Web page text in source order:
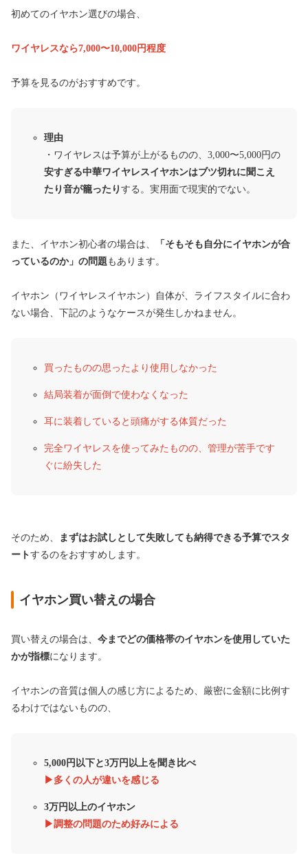
初めてのイヤホン選びの場合、
ワイヤレスなら7,000〜10,000円程度
予算を見るのがおすすめです。
理由
・ワイヤレスは予算が上がるものの、3,000〜5,000円の
安すぎる中華ワイヤレスイヤホンはブツ切れに聞こえ
たり音が籠ったり する。実用面で現実的でない。
また、イヤホン初心者の場合は、
「そもそも自分にイヤホンが合
っているのか」の問題 もあります。
イヤホン（ワイヤレスイヤホン）自体が、ライフスタイルに合わ
ない場合、下記のようなケースが発生しかねません。
買ったものの思ったより使用しなかった
結局装着が面倒で使わなくなった
耳に装着していると頭痛がする体質だった
完全ワイヤレスを使ってみたものの、管理が苦手です
ぐに紛失した
そのため、
まずはお試しとして失敗しても納得できる予算でスタ
ートするのをおすすめします。
イヤホン買い替えの場合
買い替えの場合は、 今までどの価格帯のイヤホンを使用していた
かが指標になります。
イヤホンの音質は個人の感じ方によるため、厳密に金額に比例す
るわけではないものの、
5,000円以下と3万円以上を聞き比べ
▶︎多くの人が違いを感じる
3万円以上のイヤホン
▶︎調整の問題のため好みによる